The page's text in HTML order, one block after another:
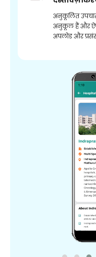
अनुकूलित
अनुकूल हैं और ऐप
अपलोड और